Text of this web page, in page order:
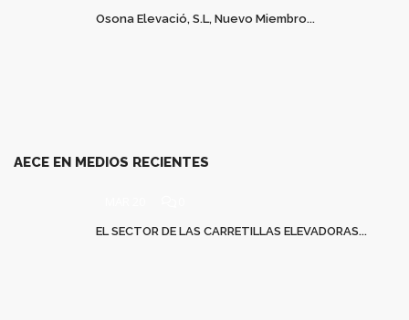
Osona Elevació, S.L, Nuevo Miembro...
AECE EN MEDIOS RECIENTES
EL SECTOR DE LAS CARRETILLAS ELEVADORAS...